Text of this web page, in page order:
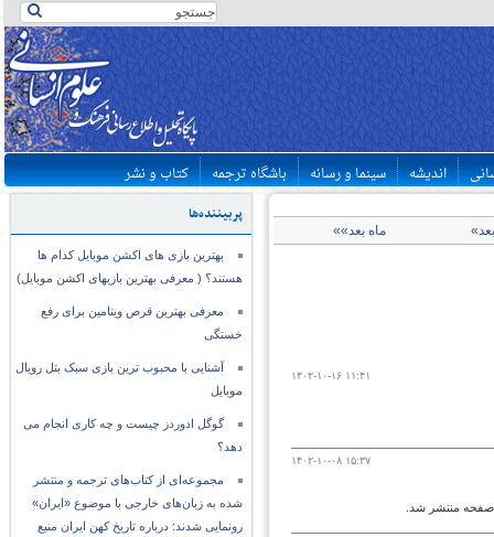
اندیشه سینما و رسانه باشگاه ترجمه کتاب و نشر
پربیننده‌ها
بهترین بازی های اکشن موبایل کدام ها
هستند؟ ( معرفی بهترین بازیهای اکشن موبایل)
معرفی بهترین قرص ویتامین برای رفع
خستگی
آشنایی با محبوب ترین بازی سبک بتل رویال
موبایل
گوگل ادوردز چیست و چه کاری انجام می
دهد؟
مجموعه‌ای از کتاب‌های ترجمه و منتشر
شده به زبان‌های خارجی با موضوع «ایران»
رونمایی شدند: درباره تاریخ کهن ایران منبع
ماه بعد»»
۱۴۰۲-۱۰-۱۶ ۱۱:۴۱
۱۴۰۲-۱۰-۰۸ ۱۵:۳۷